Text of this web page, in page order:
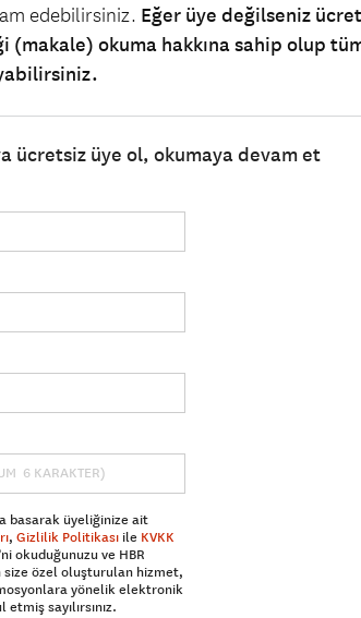
edebilirsiniz. Eğer üye değilseniz
(makale) okuma hakkına sahip olup
ücretsiz üye ol, okumaya devam et
basarak üyeliğinize ait
, Gizlilik Politikası ile KVKK
okuduğunuzu ve HBR
size özel oluşturulan hizmet,
yönelik elektronik
sayılırsınız.